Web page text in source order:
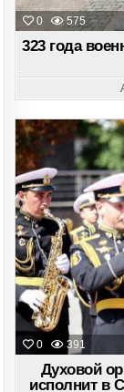
0 575
323 года
0 391
Духовой
исполнит в